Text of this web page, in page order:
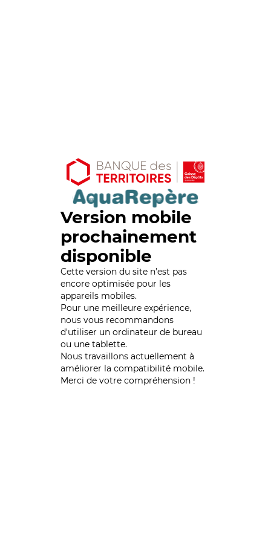
Version mobile
prochainement
disponible
Cette version du site n’est pas
encore optimisée pour les
appareils mobiles.
Pour une meilleure expérience,
nous vous recommandons
d'utiliser un ordinateur de bureau
ou une tablette.
Nous travaillons actuellement à
améliorer la compatibilité mobile.
Merci de votre compréhension !